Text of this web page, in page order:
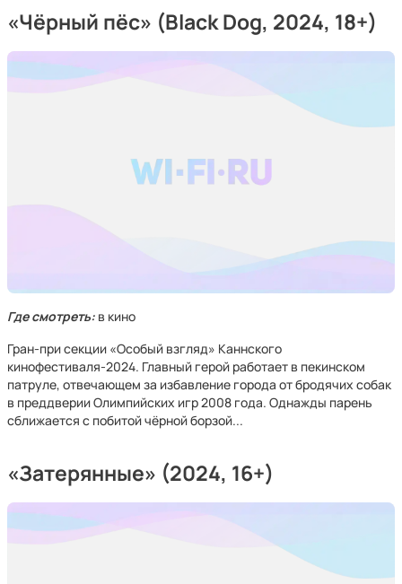
«Чёрный пёс» (Black Dog, 2024, 18+)
Где смотреть: в кино
Гран-при секции «Особый взгляд» Каннского
кинофестиваля-2024. Главный герой работает в пекинском
патруле, отвечающем за избавление города от бродячих собак
в преддверии Олимпийских игр 2008 года. Однажды парень
сближается с побитой чёрной борзой...
«Затерянные» (2024, 16+)